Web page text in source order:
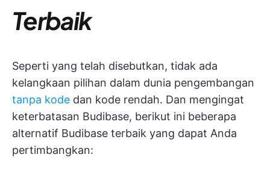
Terbaik
Seperti yang telah disebutkan, tidak ada
kelangkaan pilihan dalam dunia pengembangan
tanpa kode dan kode rendah. Dan mengingat
keterbatasan Budibase, berikut ini beberapa
alternatif Budibase terbaik yang dapat Anda
pertimbangkan: